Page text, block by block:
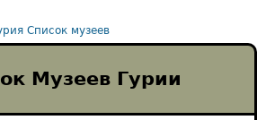
Список музеев
Музеев Гурии